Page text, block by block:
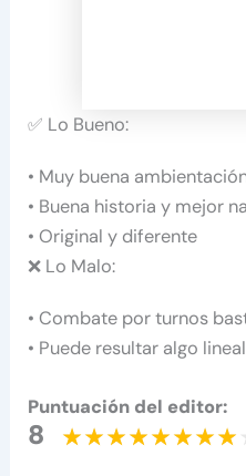
✅ Lo Bueno:
• Muy buena
• Buena historia y mejor
• Original y diferente
❌ Lo Malo:
• Combate por turnos
• Puede resultar algo lineal
Puntuación del editor:
8